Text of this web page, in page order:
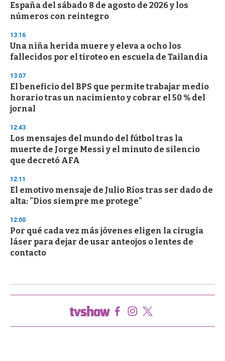
España del sábado 8 de agosto de 2026 y los
números con reintegro
13:16
Una niña herida muere y eleva a ocho los
fallecidos por el tiroteo en escuela de Tailandia
13:07
El beneficio del BPS que permite trabajar medio
horario tras un nacimiento y cobrar el 50 % del
jornal
12:43
Los mensajes del mundo del fútbol tras la
muerte de Jorge Messi y el minuto de silencio
que decretó AFA
12:11
El emotivo mensaje de Julio Ríos tras ser dado de
alta: "Dios siempre me protege"
12:00
Por qué cada vez más jóvenes eligen la cirugía
láser para dejar de usar anteojos o lentes de
contacto